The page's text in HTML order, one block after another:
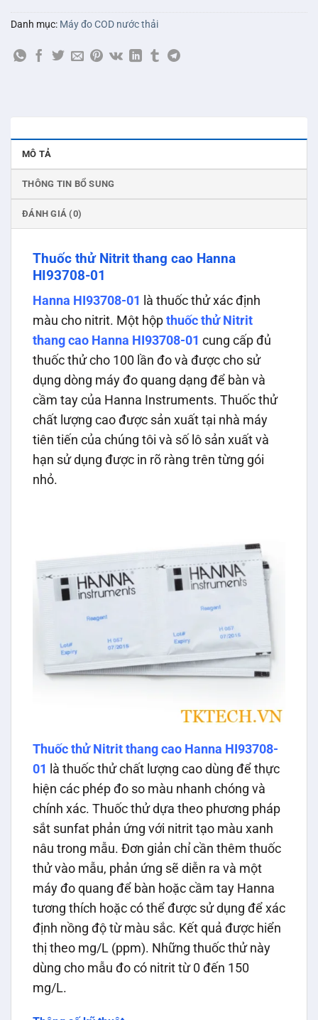
Danh mục: Máy đo COD nước thải
MÔ TẢ
THÔNG TIN BỔ SUNG
ĐÁNH GIÁ (0)
Thuốc thử Nitrit thang cao Hanna
HI93708-01
Hanna HI93708-01 là thuốc thử xác định
màu cho nitrit. Một hộpthuốc thử Nitrit
thang cao Hanna HI93708-01 cung cấp đủ
thuốc thử cho 100 lần đo và được cho sử
dụng dòng máy đo quang dạng để bàn và
cầm tay của Hanna Instruments. Thuốc thử
chất lượng cao được sản xuất tại nhà máy
tiên tiến của chúng tôi và số lô sản xuất và
hạn sử dụng được in rõ ràng trên từng gói
nhỏ.
Thuốc thử Nitrit thang cao Hanna HI93708-
01 là thuốc thử chất lượng cao dùng để thực
hiện các phép đo so màu nhanh chóng và
chính xác. Thuốc thử dựa theo phương pháp
sắt sunfat phản ứng với nitrit tạo màu xanh
nâu trong mẫu. Đơn giản chỉ cần thêm thuốc
thử vào mẫu, phản ứng sẽ diễn ra và một
máy đo quang để bàn hoặc cầm tay Hanna
tương thích hoặc có thể được sử dụng để xác
định nồng độ từ màu sắc. Kết quả được hiển
thị theo mg/L (ppm). Những thuốc thử này
dùng cho mẫu đo có nitrit từ 0 đến 150
mg/L.